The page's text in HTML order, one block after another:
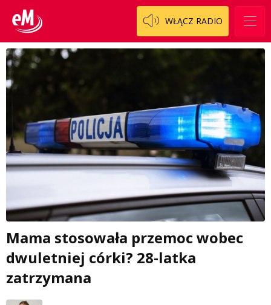
WŁĄCZ RADIO
Mama stosowała przemoc wobec
dwuletniej córki? 28-latka
zatrzymana